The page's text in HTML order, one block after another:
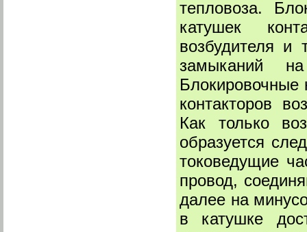
тепловоза.
катушек
возбудителя и
замыканий
Блокировочные
контакторов
Как только
образуется
токоведущие
провод,
далее на
в катушке